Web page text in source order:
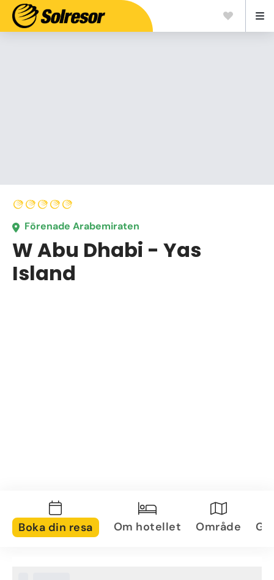
Förenade Arabemiraten
W Abu Dhabi - Yas
Island
Boka din resa Om hotellet Område